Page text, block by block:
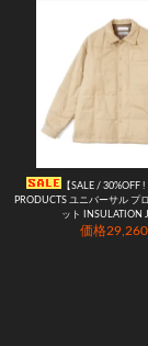
【SALE / 30%OFF
PRODUCTS ユニバーサル
ット INSULATION
価格29,260